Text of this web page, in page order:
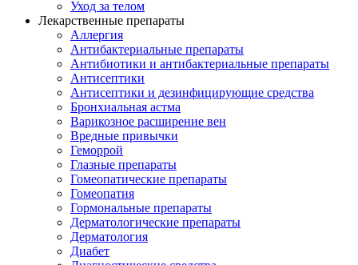
Уход за телом
Лекарственные препараты
Аллергия
Антибактериальные препараты
Антибиотики и антибактериальные препараты
Антисептики
Антисептики и дезинфицирующие средства
Бронхиальная астма
Варикозное расширение вен
Вредные привычки
Геморрой
Глазные препараты
Гомеопатические препараты
Гомеопатия
Гормональные препараты
Дерматологические препараты
Дерматология
Диабет